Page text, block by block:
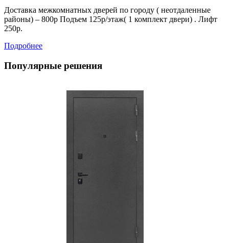
Доставка межкомнатных дверей по городу ( неотдаленные
районы) – 800р Подъем 125р/этаж( 1 комплект двери) . Лифт
250р.
Подробнее
Популярные решения